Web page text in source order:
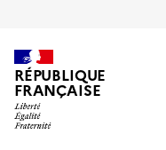
RÉPUBLIQUE
FRANÇAISE